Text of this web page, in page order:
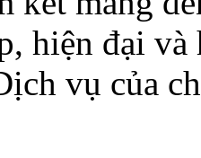
hiện đại
vụ của